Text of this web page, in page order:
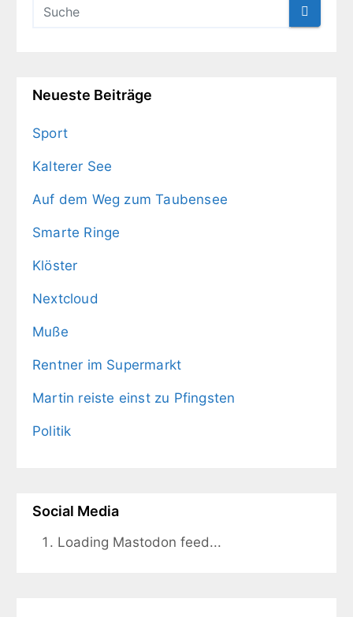
Neueste Beiträge
Sport
Kalterer See
Auf dem Weg zum Taubensee
Smarte Ringe
Klöster
Nextcloud
Muße
Rentner im Supermarkt
Martin reiste einst zu Pfingsten
Politik
Social Media
Loading Mastodon feed...